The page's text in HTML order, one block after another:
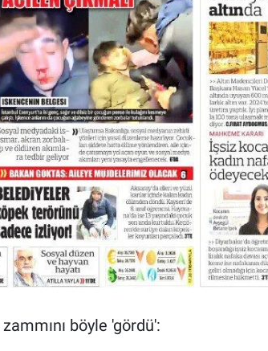
böyle 'gördü':